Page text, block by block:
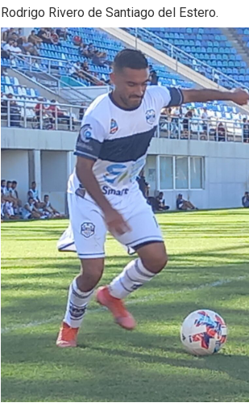
Rodrigo Rivero de Santiago del Estero.